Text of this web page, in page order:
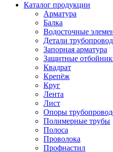
Каталог продукции
Арматура
Балка
Водосточные
Детали
Запорная арматура
Защитные
Квадрат
Крепёж
Круг
Лента
Лист
Опоры
Полимерные трубы
Полоса
Проволока
Профнастил